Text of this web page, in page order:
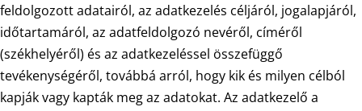
feldolgozott adatairól, az adatkezelés céljáról, jogalapjáról,
időtartamáról, az adatfeldolgozó nevéről, címéről
(székhelyéről) és az adatkezeléssel összefüggő
tevékenységéről, továbbá arról, hogy kik és milyen célból
kapják vagy kapták meg az adatokat. Az adatkezelő a